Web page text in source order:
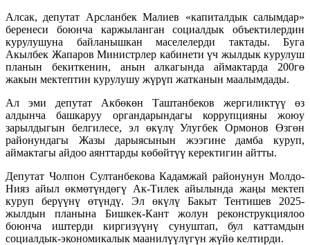
Алсак, депутат Арсланбек Малиев «капиталдык салымдар»
беренеси боюнча каржыланган социалдык объектилердин
курулушуна байланышкан маселелерди тактады. Буга
Акылбек Жапаров Министрлер кабинети үч жылдык курулуш
планын бекиткенин, анын алкагында аймактарда 200гө
жакын мектептин курулушу жүрүп жатканын маалымдады.
Ал эми депутат Акбөкөн Таштанбеков жергиликтүү өз
алдынча башкаруу органдарындагы коррупцияны жоюу
зарылдыгын белгилесе, эл өкүлү Улугбек Ормонов Өзгөн
районундагы Жазы дарыясынын жээгине дамба куруп,
аймактагы айдоо аянттарды көбөйтүү керектигин айтты.
Депутат Чолпон Султанбекова Кадамжай районунун Молдо-
Нияз айыл өкмөтүндөгү Ак-Тилек айылында жаңы мектеп
куруп берүүнү өтүндү. Эл өкүлү Бакыт Тентишев 2025-
жылдын планына Бишкек-Кант жолун реконструкциялоо
боюнча иштерди киргизүүнү сунуштап, бул каттамдын
социалдык-экономикалык маанилүүлүгүн жүйө келтирди.